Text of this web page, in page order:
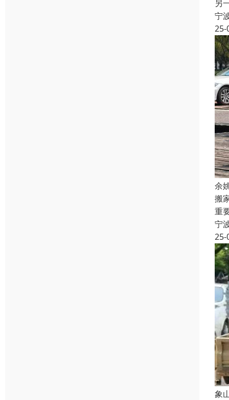
另
宁
25-
余
搬
重
宁
25-
象